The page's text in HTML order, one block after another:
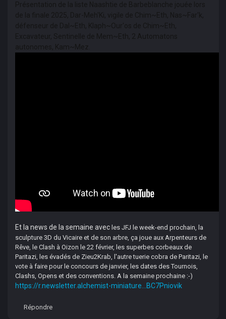
Présentation de la liste Naashtie de Barbeblanche jouée lors
de la finale 2025, Dar-Meh'Ki, vigile de Chim~Eth, Nas~Far'k,
défenseur de Dal~Eth, Klaph~Our'os de Chim~Eth,
Excavateur, Sentinelle de Mem~Eth, 2 Automatons
autonomes, Kam~Mez.
Et la news de la semaine avec les JFJ le week-end prochain, la
sculpture 3D du Vicaire et de son arbre, ça joue aux Arpenteurs de
Rêve, le Clash à Oizon le 22 février, les superbes corbeaux de
Paritazi, les évadés de Zieu2Krab, l'autre tuerie cobra de Paritazi, le
vote à faire pour le concours de janvier, les dates des Tournois,
Clashs, Opens et des conventions. A la semaine prochaine :-)
https://r.newsletter.alchemist-miniature...BC7Pniovik
Répondre